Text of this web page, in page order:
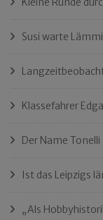
Susi warte Lämmi
Klassefahrer
Der Name Tonelli
Ist das Leipzigs
„Als